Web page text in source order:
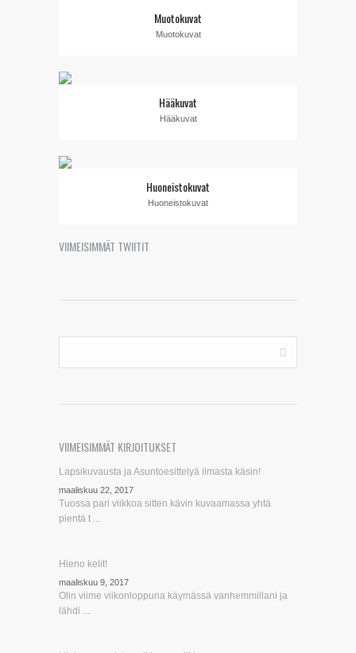
Muotokuvat
Muotokuvat
Hääkuvat
Hääkuvat
Huoneistokuvat
Huoneistokuvat
VIIMEISIMMÄT TWIITIT
VIIMEISIMMÄT KIRJOITUKSET
Lapsikuvausta ja Asuntoesittelyä ilmasta käsin!
maaliskuu 22, 2017
Tuossa pari viikkoa sitten kävin kuvaamassa yhtä
pientä t ...
Hieno kelit!
maaliskuu 9, 2017
Olin viime viikonloppuna käymässä vanhemmillani ja
lähdi ...